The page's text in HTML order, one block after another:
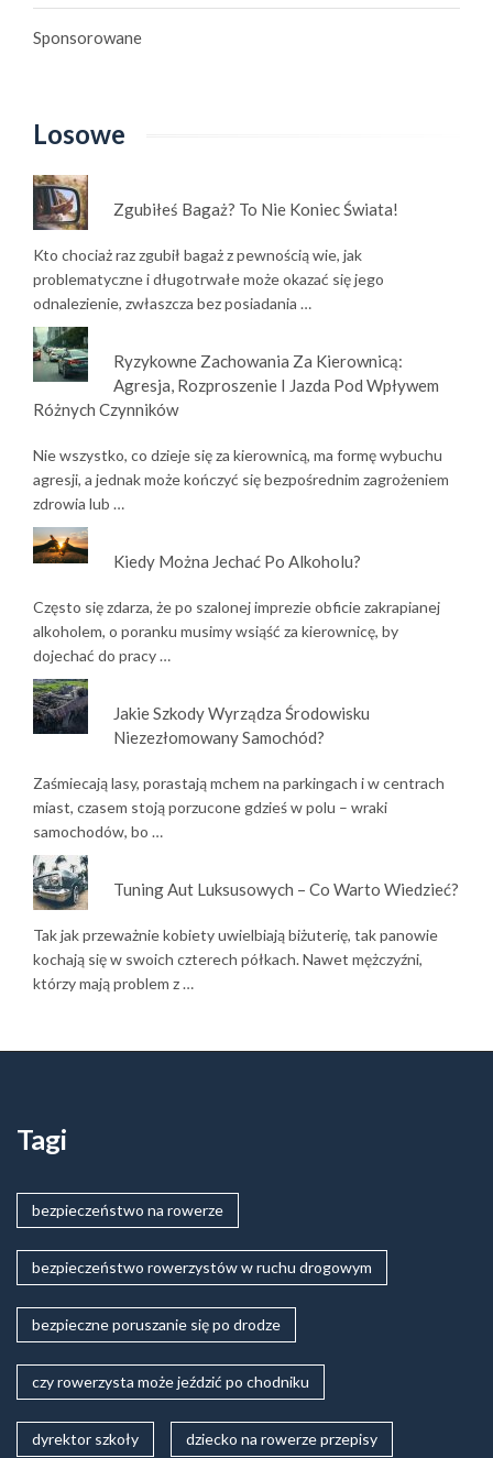
Sponsorowane
Losowe
Zgubiłeś Bagaż? To Nie Koniec Świata!
Kto chociaż raz zgubił bagaż z pewnością wie, jak
problematyczne i długotrwałe może okazać się jego
odnalezienie, zwłaszcza bez posiadania …
Ryzykowne Zachowania Za Kierownicą:
Agresja, Rozproszenie I Jazda Pod Wpływem
Różnych Czynników
Nie wszystko, co dzieje się za kierownicą, ma formę wybuchu
agresji, a jednak może kończyć się bezpośrednim zagrożeniem
zdrowia lub …
Kiedy Można Jechać Po Alkoholu?
Często się zdarza, że po szalonej imprezie obficie zakrapianej
alkoholem, o poranku musimy wsiąść za kierownicę, by
dojechać do pracy …
Jakie Szkody Wyrządza Środowisku
Niezezłomowany Samochód?
Zaśmiecają lasy, porastają mchem na parkingach i w centrach
miast, czasem stoją porzucone gdzieś w polu – wraki
samochodów, bo …
Tuning Aut Luksusowych – Co Warto Wiedzieć?
Tak jak przeważnie kobiety uwielbiają biżuterię, tak panowie
kochają się w swoich czterech półkach. Nawet mężczyźni,
którzy mają problem z …
Tagi
bezpieczeństwo na rowerze
bezpieczeństwo rowerzystów w ruchu drogowym
bezpieczne poruszanie się po drodze
czy rowerzysta może jeździć po chodniku
dyrektor szkoły dziecko na rowerze przepisy